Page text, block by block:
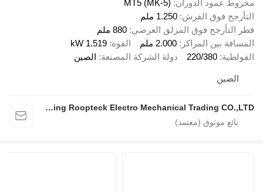
مخروط عمود الدوران MT5 (MK-5)
التأرجح فوق الفرش 1.250 ملم
قطر التأرجح فوق المزلق العرضي 880 ملم
المسافة بين المراكز
2.000 ملم القوة 1.519 kW
الفولطية 220/380 دولة الشركة المصنعة الصين
الصين
Nanjing Roopteck Electro Mechanical Trading CO.,LTD